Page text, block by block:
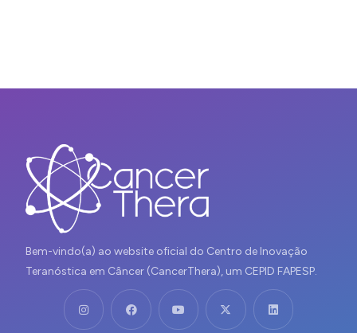
Bem-vindo(a) ao website oficial do Centro de Inovação
Teranóstica em Câncer (CancerThera), um CEPID FAPESP.